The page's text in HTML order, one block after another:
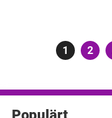
Sida
1 Sida
2